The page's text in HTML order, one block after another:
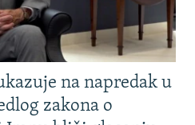
na napredak u
zakona o